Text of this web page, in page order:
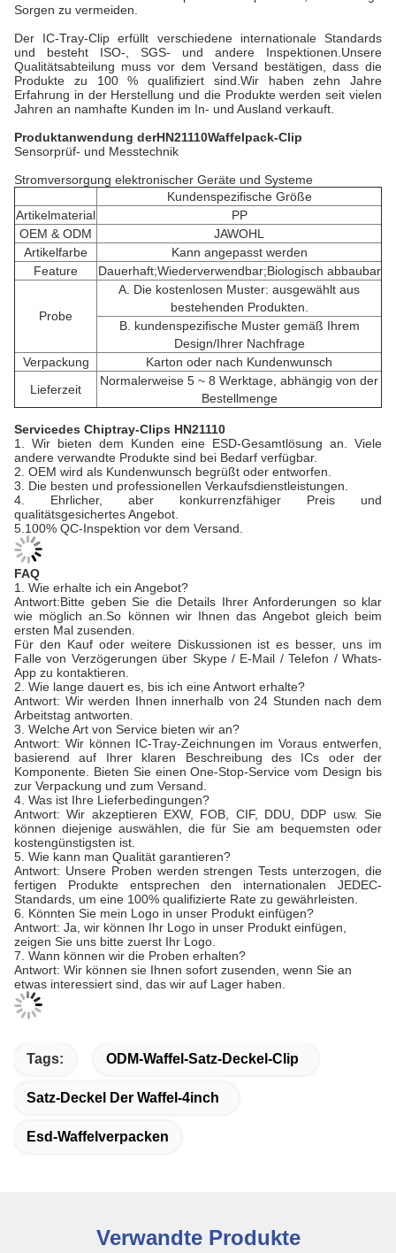
Sorgen zu vermeiden.
Der IC-Tray-Clip erfüllt verschiedene internationale Standards
und besteht ISO-, SGS- und andere Inspektionen.Unsere
Qualitätsabteilung muss vor dem Versand bestätigen, dass die
Produkte zu 100 % qualifiziert sind.Wir haben zehn Jahre
Erfahrung in der Herstellung und die Produkte werden seit vielen
Jahren an namhafte Kunden im In- und Ausland verkauft.
Produktanwendung derHN21110Waffelpack-Clip
Sensorprüf- und Messtechnik
Stromversorgung elektronischer Geräte und Systeme
Kundenspezifische Größe
Artikelmaterial
PP
OEM & ODM
JAWOHL
Artikelfarbe
Kann angepasst werden
Feature
Dauerhaft;Wiederverwendbar;Biologisch abbaubar
Probe
A. Die kostenlosen Muster: ausgewählt aus
bestehenden Produkten.
B. kundenspezifische Muster gemäß Ihrem
Design/Ihrer Nachfrage
Verpackung
Karton oder nach Kundenwunsch
Lieferzeit
Normalerweise 5 ~ 8 Werktage, abhängig von der
Bestellmenge
Servicedes Chiptray-Clips HN21110
1. Wir bieten dem Kunden eine ESD-Gesamtlösung an. Viele
andere verwandte Produkte sind bei Bedarf verfügbar.
2. OEM wird als Kundenwunsch begrüßt oder entworfen.
3. Die besten und professionellen Verkaufsdienstleistungen.
4. Ehrlicher, aber konkurrenzfähiger Preis und
qualitätsgesichertes Angebot.
5.100% QC-Inspektion vor dem Versand.
FAQ
1. Wie erhalte ich ein Angebot?
Antwort:Bitte geben Sie die Details Ihrer Anforderungen so klar
wie möglich an.So können wir Ihnen das Angebot gleich beim
ersten Mal zusenden.
Für den Kauf oder weitere Diskussionen ist es besser, uns im
Falle von Verzögerungen über Skype / E-Mail / Telefon / Whats-
App zu kontaktieren.
2. Wie lange dauert es, bis ich eine Antwort erhalte?
Antwort: Wir werden Ihnen innerhalb von 24 Stunden nach dem
Arbeitstag antworten.
3. Welche Art von Service bieten wir an?
Antwort: Wir können IC-Tray-Zeichnungen im Voraus entwerfen,
basierend auf Ihrer klaren Beschreibung des ICs oder der
Komponente. Bieten Sie einen One-Stop-Service vom Design bis
zur Verpackung und zum Versand.
4. Was ist Ihre Lieferbedingungen?
Antwort: Wir akzeptieren EXW, FOB, CIF, DDU, DDP usw. Sie
können diejenige auswählen, die für Sie am bequemsten oder
kostengünstigsten ist.
5. Wie kann man Qualität garantieren?
Antwort: Unsere Proben werden strengen Tests unterzogen, die
fertigen Produkte entsprechen den internationalen JEDEC-
Standards, um eine 100% qualifizierte Rate zu gewährleisten.
6. Könnten Sie mein Logo in unser Produkt einfügen?
Antwort: Ja, wir können Ihr Logo in unser Produkt einfügen,
zeigen Sie uns bitte zuerst Ihr Logo.
7. Wann können wir die Proben erhalten?
Antwort: Wir können sie Ihnen sofort zusenden, wenn Sie an
etwas interessiert sind, das wir auf Lager haben
Tags: ODM-Waffel-Satz-Deckel-Clip
Satz-Deckel Der Waffel-4inch
Esd-Waffelverpacken
Verwandte Produkte